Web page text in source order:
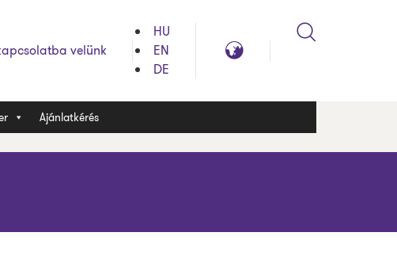
velünk
HU
EN
DE
Global
Ajánlatkérés